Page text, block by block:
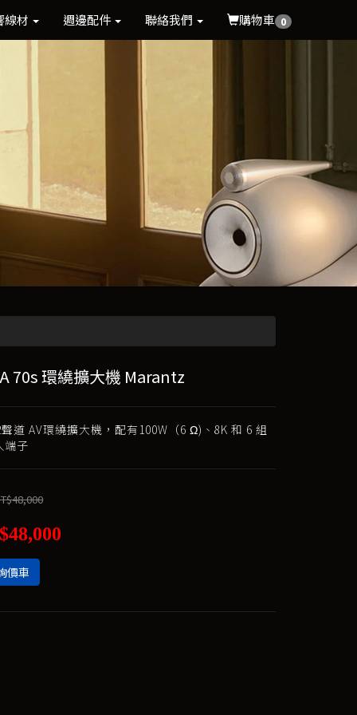
線材 週邊配件 聯絡我們 購物車 0
70s 環繞擴大機 Marantz
道 AV環繞擴大機，配有100W（6 Ω)、8K 和 6 組
端子
價車